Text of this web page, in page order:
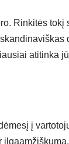
Rinkitės
atitinka
į